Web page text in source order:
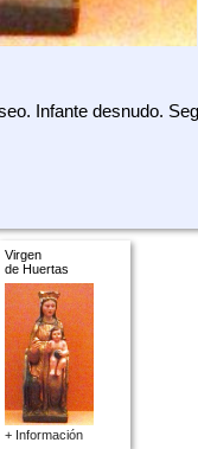
Infante desnudo.
Virgen
de Huertas
+ Información